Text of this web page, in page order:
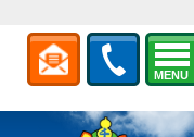
MENU